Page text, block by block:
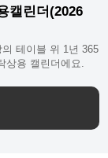
캘린더(2026
테이블 위 1년 365
상용 캘린더에요.